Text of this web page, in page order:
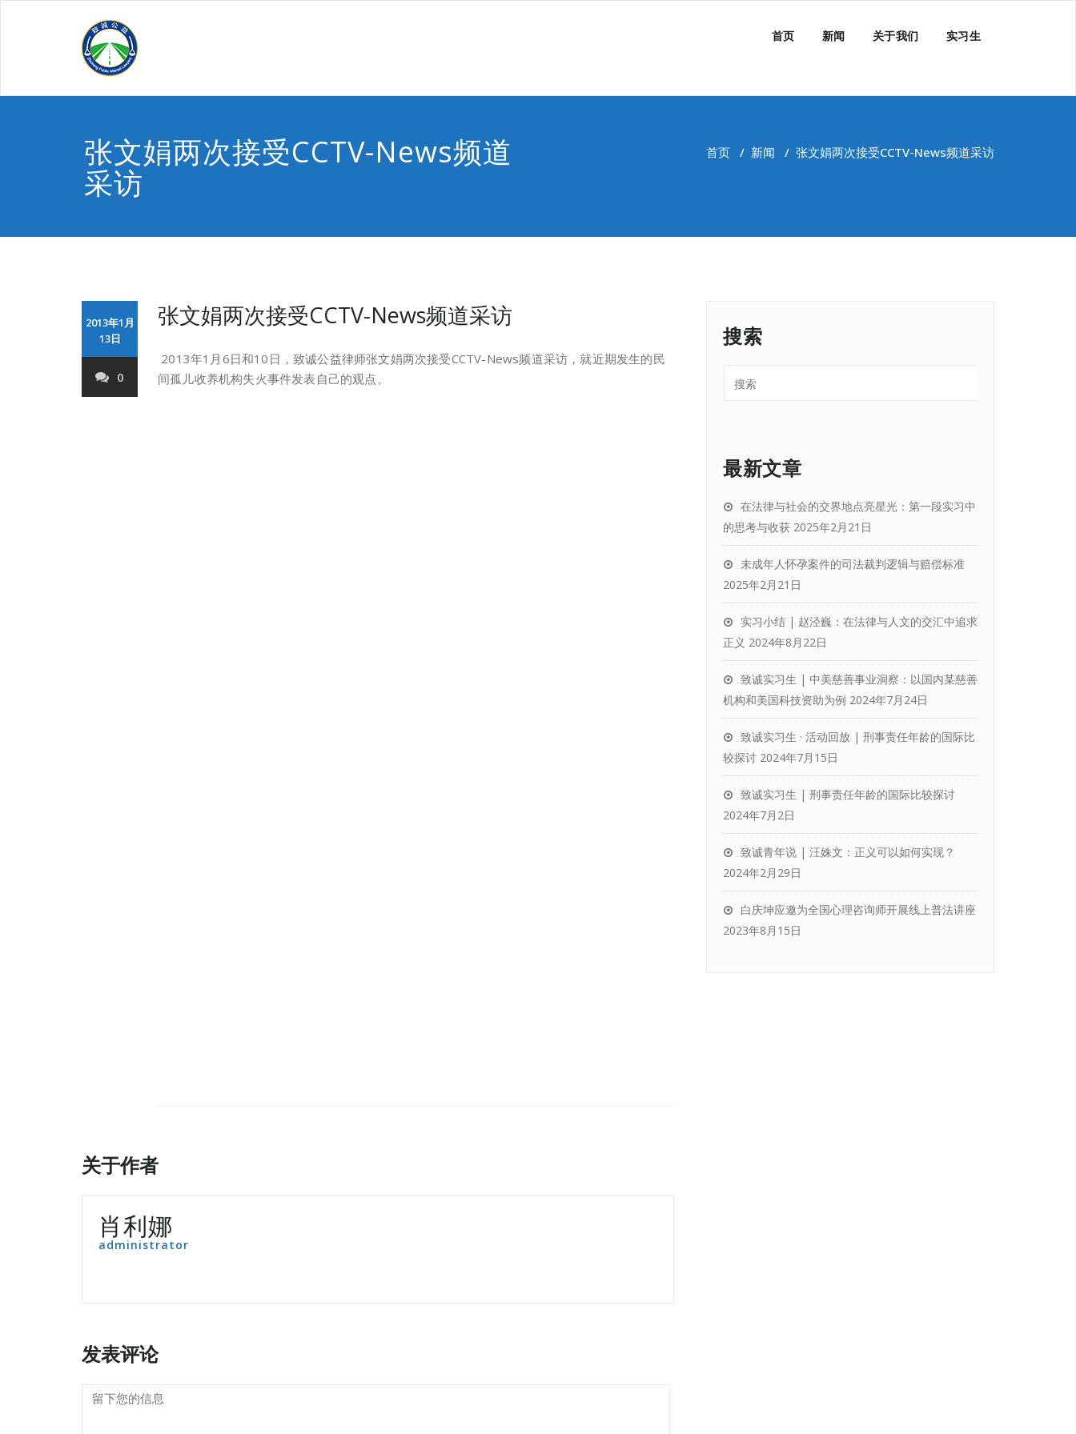
首页 新闻 关于我们 实习生
张文娟两次接受CCTV-News频道
采访
首页 / 新闻 / 张文娟两次接受CCTV-News频道采访
2013年1月
13日
0
张文娟两次接受CCTV-News频道采访
2013年1月6日和10日，致诚公益律师张文娟两次接受CCTV-News频道采访，就近期发生的民
间孤儿收养机构失火事件发表自己的观点。
关于作者
肖利娜
administrator
发表评论
搜索
最新文章
在法律与社会的交界地点亮星光：第一段实习中
的思考与收获 2025年2月21日
未成年人怀孕案件的司法裁判逻辑与赔偿标准
2025年2月21日
实习小结 | 赵泾巍：在法律与人文的交汇中追求
正义 2024年8月22日
致诚实习生 | 中美慈善事业洞察：以国内某慈善
机构和美国科技资助为例 2024年7月24日
致诚实习生 · 活动回放 | 刑事责任年龄的国际比
较探讨 2024年7月15日
致诚实习生 | 刑事责任年龄的国际比较探讨
2024年7月2日
致诚青年说 | 汪姝文：正义可以如何实现？
2024年2月29日
白庆坤应邀为全国心理咨询师开展线上普法讲座
2023年8月15日